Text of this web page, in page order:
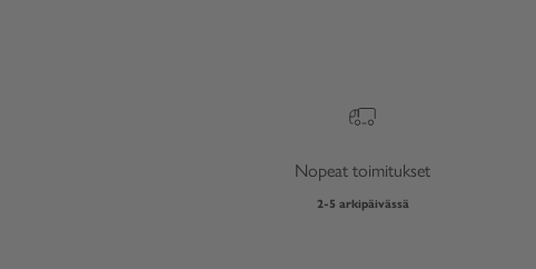
Nopeat toimitukset
2-5 arkipäivässä